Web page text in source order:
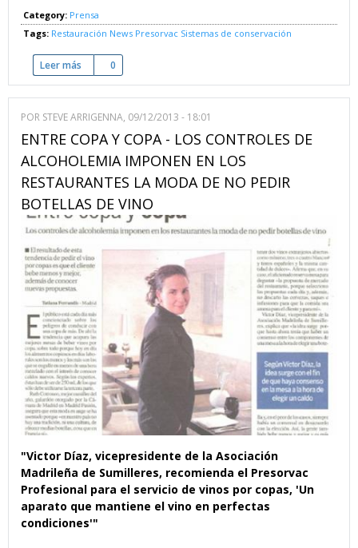
Category: Prensa
Tags: Restauración News Presorvac Sistemas de conservación
Leer más sobre Sistema Conservador de Vinos, Cavas y Champagnes
0
POR STEVE ARRIGENNA, 09/12/2013 - 18:01
ENTRE COPA Y COPA - LOS CONTROLES DE
ALCOHOLEMIA IMPONEN EN LOS
RESTAURANTES LA MODA DE NO PEDIR
BOTELLAS DE VINO
"Victor Díaz, vicepresidente de la Asociación
Madrileña de Sumilleres, recomienda el Presorvac
Profesional para el servicio de vinos por copas, 'Un
aparato que mantiene el vino en perfectas
condiciones'"